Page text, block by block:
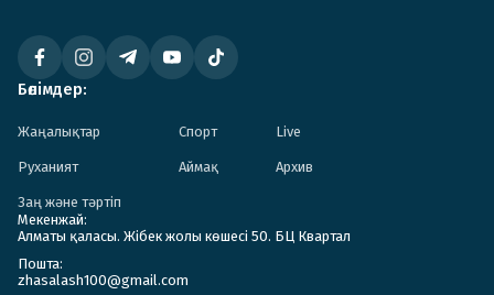
Бөлімдер:
Жаңалықтар Спорт Live
Руханият Аймақ Архив
Заң және тәртіп
Мекенжай:
Алматы қаласы. Жібек жолы көшесі 50. БЦ Квартал
Пошта:
zhasalash100@gmail.com